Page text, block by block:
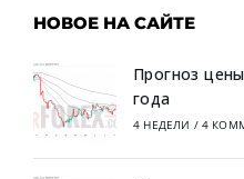
НОВОЕ НА САЙТЕ
Прогноз
года
4 НЕДЕЛИ / 4